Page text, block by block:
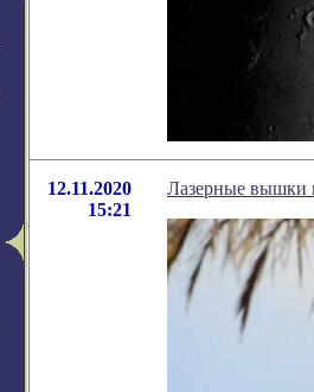
12.11.2020
15:21
Лазерные вышки